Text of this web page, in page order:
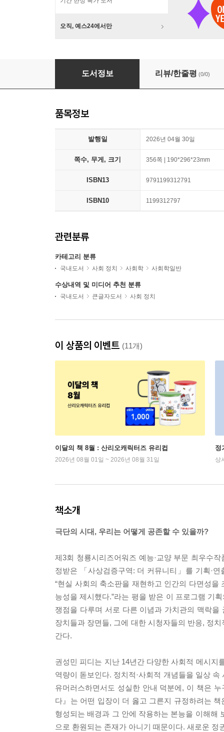
오직, 예스24에서만
커뮤니티에 입장하셨습니다 (큰글자도서)
도서정보 리뷰/한줄평 (0/0)
품목정보
발행일 2026년 04월 30일
쪽수, 무게, 크기 356쪽 | 190*296*23mm
ISBN13 9791199312791
ISBN10 1199312797
관련분류
카테고리 분류
국내도서 사회 정치 사회학 사회학일반
수상내역 및 미디어 추천 분류
국내도서 큰글자도서 사회 정치
이 상품의 이벤트 (11개)
이달의 책 8월 : 산리오캐릭터즈 유리컵
2026년 08월 01일 ~ 2026년 08월 31일
정
상
책소개
극단의 시대, 우리는 어떻게 공존할 수 있을까?
제3회 청룡시리즈어워즈 예능·교양 부문 최우수
정받은 「사상검증구역: 더 커뮤니티」를 기획·
“현실 사회의 축소판을 재현하고 인간의 다면성
능성을 제시했다.”라는 평을 받은 이 프로그램 기
쟁점을 다루며 서로 다른 이념과 가치관의 맥락
장치들과 장면들, 그에 대한 시청자들의 반응, 정
간다.
권성민 피디는 지난 14년간 다양한 사회적 메시
역량이 돋보인다. 정치적·사회적 개념들을 일상
유머러스하면서도 성실한 안내 덕분에, 이 책은
다』는 어떤 입장이 더 옳고 그른지 규정하려는
형성되는 배경과 그 안에 작용하는 본능을 이해해
으로 환원되는 존재가 아니기 때문이다. 새로운